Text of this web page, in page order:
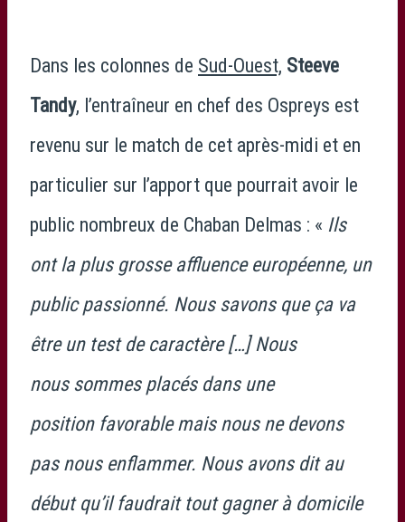
Dans les colonnes de Sud-Ouest, Steeve
Tandy, l’entraîneur en chef des Ospreys est
revenu sur le match de cet après-midi et en
particulier sur l’apport que pourrait avoir le
public nombreux de Chaban Delmas : « Ils
ont la plus grosse affluence européenne, un
public passionné. Nous savons que ça va
être un test de caractère […] Nous
nous sommes placés dans une
position favorable mais nous ne devons
pas nous enflammer. Nous avons dit au
début qu’il faudrait tout gagner à domicile